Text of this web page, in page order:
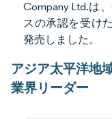
Company Ltd.は
スの承認を受け
発売しました。
アジア太平洋地
業界リーダー